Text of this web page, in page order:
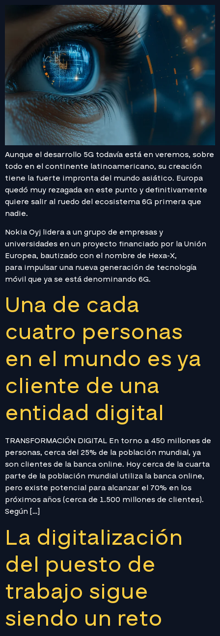
Aunque el desarrollo 5G todavía está en veremos, sobre
todo en el continente latinoamericano, su creación
tiene la fuerte impronta del mundo asiático. Europa
quedó muy rezagada en este punto y definitivamente
quiere salir al ruedo del ecosistema 6G primera que
nadie.
Nokia Oyj lidera a un grupo de empresas y
universidades en un proyecto financiado por la Unión
Europea, bautizado con el nombre de Hexa-X,
para impulsar una nueva generación de tecnología
móvil que ya se está denominando 6G.
Una de cada
cuatro personas
en el mundo es ya
cliente de una
entidad digital
TRANSFORMACIÓN DIGITAL En torno a 450 millones de
personas, cerca del 25% de la población mundial, ya
son clientes de la banca online. Hoy cerca de la cuarta
parte de la población mundial utiliza la banca online,
pero existe potencial para alcanzar el 70% en los
próximos años (cerca de 1.500 millones de clientes).
Según […]
La digitalización
del puesto de
trabajo sigue
siendo un reto